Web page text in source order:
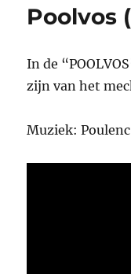
Poolvos
In de
zijn van het
Muziek: